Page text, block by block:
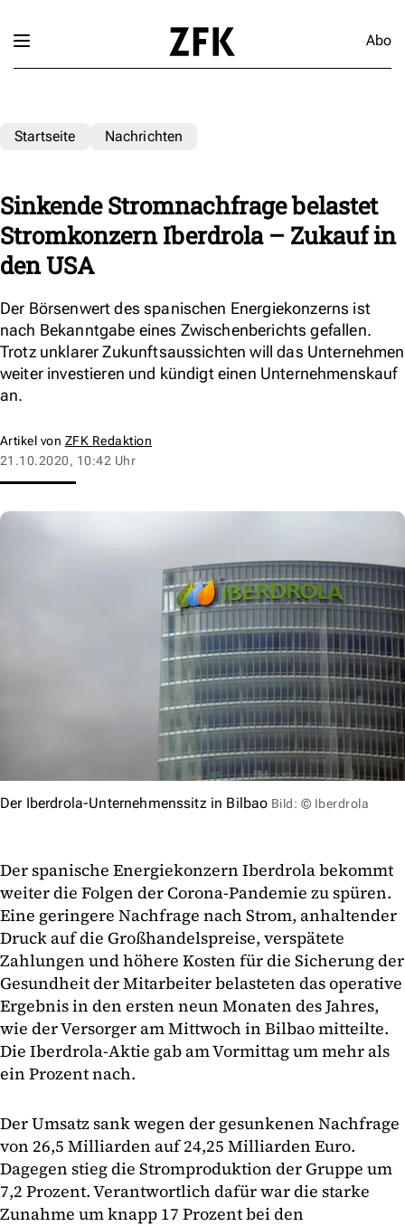
Abo
Startseite Nachrichten
Sinkende Stromnachfrage belastet
Stromkonzern Iberdrola – Zukauf in
den USA
Der Börsenwert des spanischen Energiekonzerns ist
nach Bekanntgabe eines Zwischenberichts gefallen.
Trotz unklarer Zukunftsaussichten will das Unternehmen
weiter investieren und kündigt einen Unternehmenskauf
an.
Artikel von ZFK Redaktion
21.10.2020, 10:42 Uhr
Der Iberdrola-Unternehmenssitz in Bilbao Bild: © Iberdrola
Der spanische Energiekonzern Iberdrola bekommt
weiter die Folgen der Corona-Pandemie zu spüren.
Eine geringere Nachfrage nach Strom, anhaltender
Druck auf die Großhandelspreise, verspätete
Zahlungen und höhere Kosten für die Sicherung der
Gesundheit der Mitarbeiter belasteten das operative
Ergebnis in den ersten neun Monaten des Jahres,
wie der Versorger am Mittwoch in Bilbao mitteilte.
Die Iberdrola-Aktie gab am Vormittag um mehr als
ein Prozent nach.
Der Umsatz sank wegen der gesunkenen Nachfrage
von 26,5 Milliarden auf 24,25 Milliarden Euro.
Dagegen stieg die Stromproduktion der Gruppe um
7,2 Prozent. Verantwortlich dafür war die starke
Zunahme um knapp 17 Prozent bei den